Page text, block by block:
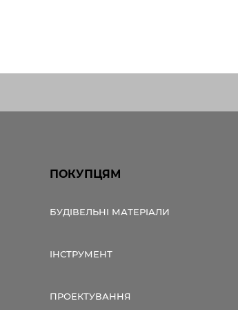
ПОКУПЦЯМ
БУДІВЕЛЬНІ МАТЕРІАЛИ
ІНСТРУМЕНТ
ПРОЕКТУВАННЯ